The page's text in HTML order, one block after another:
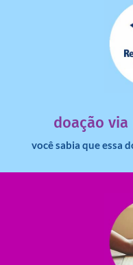
doação
você sabia que essa
dinheiro